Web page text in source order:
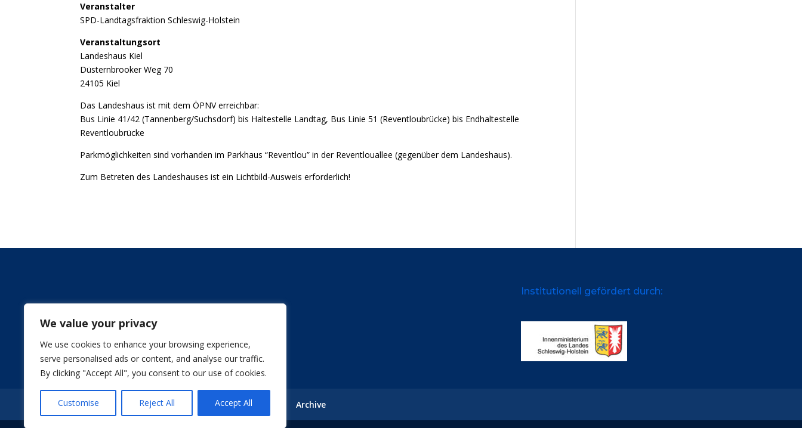
We value your privacy
We use cookies to enhance your browsing experience,
serve personalised ads or content, and analyse our traffic.
By clicking "Accept All", you consent to our use of cookies.
Customise Reject All Accept All
Veranstalter
SPD-Landtagsfraktion Schleswig-Holstein
Veranstaltungsort
Landeshaus Kiel
Düsternbrooker Weg 70
24105 Kiel
Das Landeshaus ist mit dem ÖPNV erreichbar:
Bus Linie 41/42 (Tannenberg/Suchsdorf) bis Haltestelle Landtag, Bus Linie 51 (Reventloubrücke) bis Endhaltestelle
Reventloubrücke
Parkmöglichkeiten sind vorhanden im Parkhaus “Reventlou” in der Reventlouallee (gegenüber dem Landeshaus).
Zum Betreten des Landeshauses ist ein Lichtbild-Ausweis erforderlich!
Institutionell gefördert durch:
Impressum Datenschutz Stellenangebote Archive